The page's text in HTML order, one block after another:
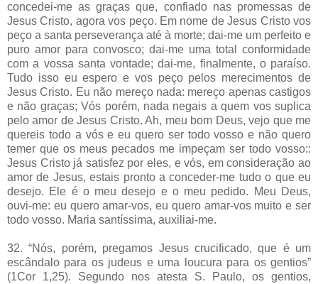
concedei-me as graças que, confiado nas promessas de
Jesus Cristo, agora vos peço. Em nome de Jesus Cristo vos
peço a santa perseverança até à morte; dai-me um perfeito e
puro amor para convosco; dai-me uma total conformidade
com a vossa santa vontade; dai-me, finalmente, o paraíso.
Tudo isso eu espero e vos peço pelos merecimentos de
Jesus Cristo. Eu não mereço nada: mereço apenas castigos
e não graças; Vós porém, nada negais a quem vos suplica
pelo amor de Jesus Cristo. Ah, meu bom Deus, vejo que me
quereis todo a vós e eu quero ser todo vosso e não quero
temer que os meus pecados me impeçam ser todo vosso::
Jesus Cristo já satisfez por eles, e vós, em consideração ao
amor de Jesus, estais pronto a conceder-me tudo o que eu
desejo. Ele é o meu desejo e o meu pedido. Meu Deus,
ouvi-me: eu quero amar-vos, eu quero amar-vos muito e ser
todo vosso. Maria santíssima, auxiliai-me.
32. “Nós, porém, pregamos Jesus crucificado, que é um
escândalo para os judeus e uma loucura para os gentios”
(1Cor 1,25). Segundo nos atesta S. Paulo, os gentios,